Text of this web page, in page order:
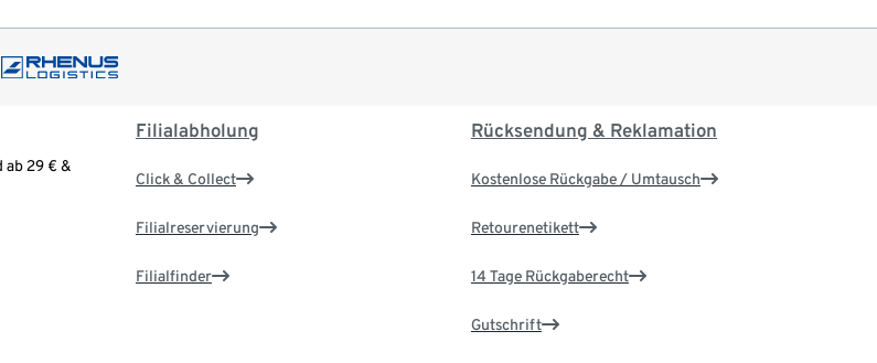
ab 29 € &
Filialabholung
Click & Collect
Filialreservierung
Filialfinder
Rücksendung & Reklamation
Kostenlose Rückgabe / Umtausch
Retourenetikett
14 Tage Rückgaberecht
Gutschrift